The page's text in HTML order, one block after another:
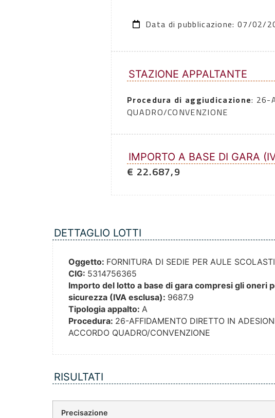
Data di pubblicazione: 07/02/
STAZIONE APPALTANTE
Procedura di aggiudicazione: 26-
QUADRO/CONVENZIONE
IMPORTO A BASE DI GARA
€ 22.687,9
DETTAGLIO LOTTI
Oggetto: FORNITURA DI SEDIE PER AULE
CIG: 5314756365
Importo del lotto a base di gara compresi gli oneri
sicurezza (IVA esclusa): 9687.9
Tipologia appalto: A
Procedura: 26-AFFIDAMENTO DIRETTO IN
ACCORDO QUADRO/CONVENZIONE
RISULTATI
Precisazione